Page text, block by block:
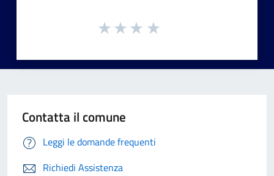
Contatta il comune
Leggi le domande frequenti
Richiedi Assistenza